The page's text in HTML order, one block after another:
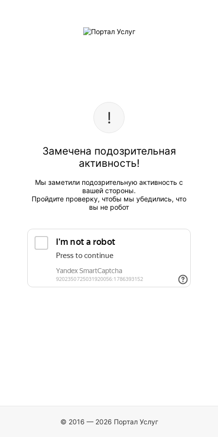
Замечена подозрительная
активность!
Мы заметили подозрительную активность с
вашей стороны.
Пройдите проверку, чтобы мы убедились, что
вы не робот
© 2016 — 2026 Портал Услуг